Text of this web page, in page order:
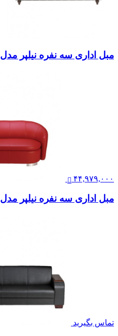
مبل اداری سه نفره نیلپر مدل OSS851N3
۴۴,۹۷۹,۰۰۰
مبل اداری سه نفره نیلپر مدل OSS 823N3
تماس بگیرید